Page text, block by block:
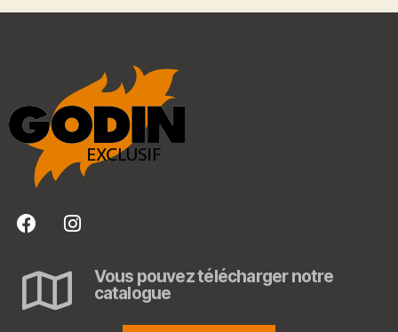
Vous pouvez télécharger notre
catalogue